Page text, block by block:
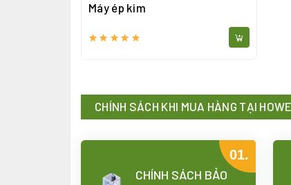
Máy ép kim
CHÍNH SÁCH KHI MUA HÀNG TẠI
01.
CHÍNH SÁCH BẢO